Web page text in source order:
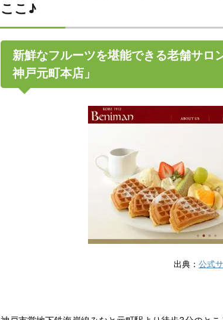
ここ♪
新鮮なフルーツを堪能できる老舗サロ
神戸元町本店」
出典： 公式